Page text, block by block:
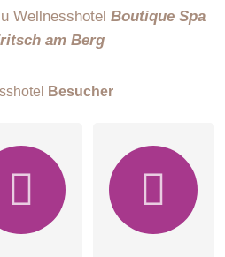
Wellnesshotel Boutique Spa
am Berg
Besucher